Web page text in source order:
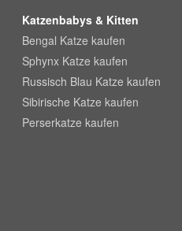
Katzenbabys & Kitten
Bengal Katze kaufen
Sphynx Katze kaufen
Russisch Blau Katze kaufen
Sibirische Katze kaufen
Perserkatze kaufen